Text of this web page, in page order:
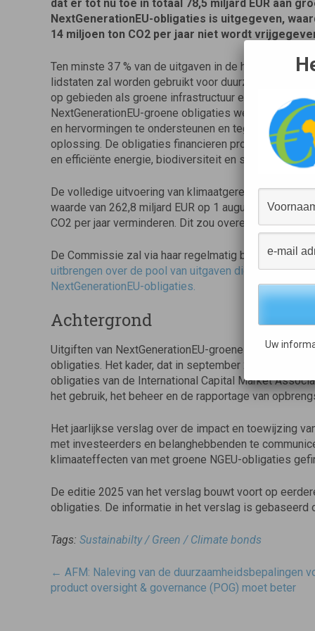
dat er tot nu toe in totaal 78,5 miljard EUR aan
NextGenerationEU-obligaties is uitgegeven,
14 miljoen ton CO2 per jaar niet wordt
Ten minste 37 % van de uitgaven in de herstel- en
lidstaten zal worden gebruikt voor duurzame
op gebieden als groene infrastructuur en
NextGenerationEU-groene obligaties weerspiegelen
en hervormingen te ondersteunen en tegelijkertijd
oplossing. De obligaties financieren projecten in de
en efficiënte energie, biodiversiteit en schoon
De volledige uitvoering van klimaatgerelateerde
waarde van 262,8 miljard EUR op 1 augustus 2025)
CO2 per jaar verminderen. Dit zou overeenkomen
De Commissie zal via haar regelmatig bijgewerkte
uitbrengen over de pool van uitgaven die kunnen
NextGenerationEU-obligaties.
Achtergrond
Uitgiften van NextGenerationEU-groene obligaties
obligaties. Het kader, dat in september 2021 is
obligaties van de International Capital Market
het gebruik, het beheer en de rapportage van
Het jaarlijkse verslag over de impact en toewijzing
met investeerders en belanghebbenden te
klimaateffecten van met groene NGEU-obligaties
De editie 2025 van het verslag bouwt voort op
obligaties. De informatie in het verslag is gebaseerd
Tags: Sustainabilty / Green / Climate bonds
Post
navigatie
← AFM: Naleving van de duurzaamheidsbepalingen
product oversight & governance (POG) moet beter
Uw